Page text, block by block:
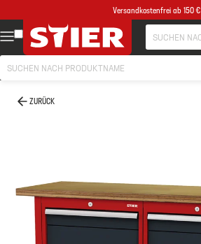
Versandkostenfrei ab 150 €
ZURÜCK